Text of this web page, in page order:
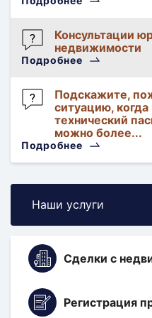
Виктория
права
Консультации
недвижимости
Сергей
права
Подробнее
Подскажите,
ситуацию,
технический
можно более...
Аноним
Подробнее
Наши услуги
Сделки с
Выкуп участка уРегистрация